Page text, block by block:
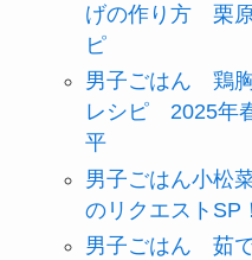
げの作り方 栗
ピ
男子ごはん 鶏
レシピ 2025年
平
男子ごはん小松
のリクエストSP
男子ごはん 茹